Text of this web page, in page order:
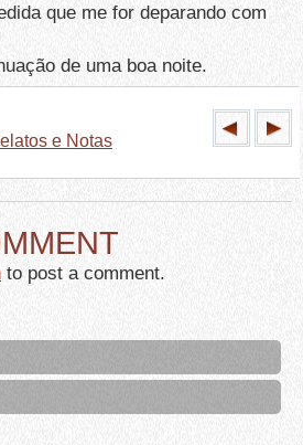
que me for deparando com
de uma boa noite.
e Notas
to post a comment.